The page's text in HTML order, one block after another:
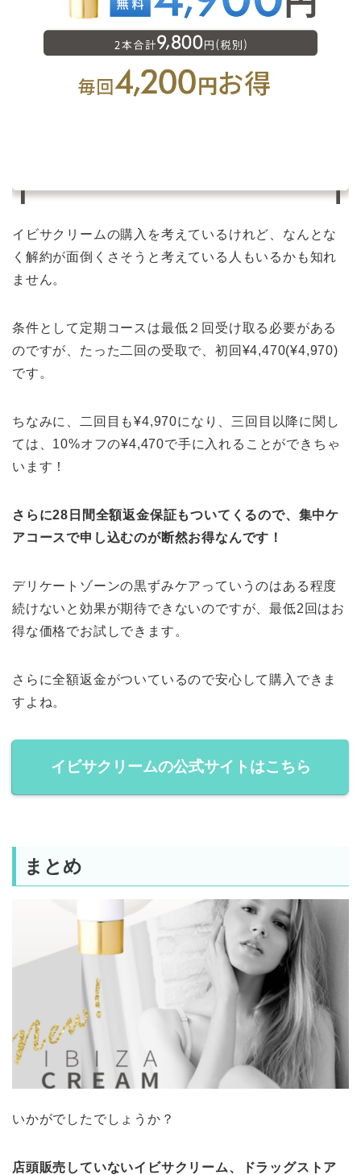
イビサクリームの購入を考えているけれど、なんとな
く解約が面倒くさそうと考えている人もいるかも知れ
ません。
条件として定期コースは最低２回受け取る必要がある
のですが、たった二回の受取で、初回¥4,470(¥4,970)
です。
ちなみに、二回目も¥4,970になり、三回目以降に関し
ては、10%オフの¥4,470で手に入れることができちゃ
います！
さらに28日間全額返金保証もついてくるので、集中ケ
アコースで申し込むのが断然お得なんです！
デリケートゾーンの黒ずみケアっていうのはある程度
続けないと効果が期待できないのですが、最低2回はお
得な価格でお試しできます。
さらに全額返金がついているので安心して購入できま
すよね。
イビサクリームの公式サイトはこちら
まとめ
いかがでしたでしょうか？
店頭販売していないイビサクリーム、ドラッグストア